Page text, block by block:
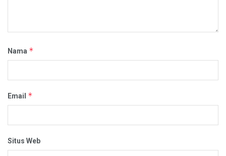
Nama *
Email *
Situs Web